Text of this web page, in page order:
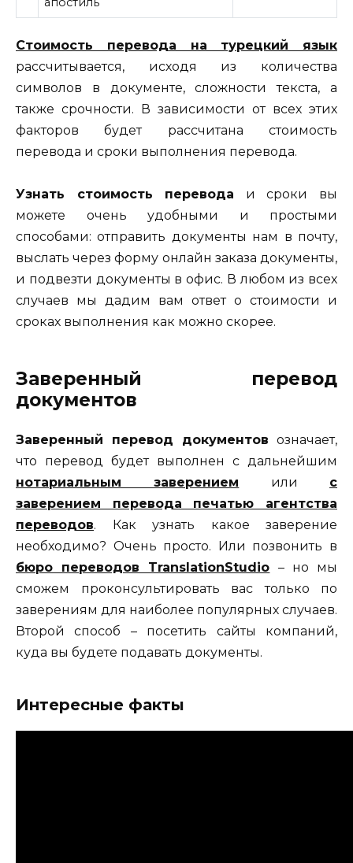
Стоимость перевода на турецкий язык
рассчитывается, исходя из количества
символов в документе, сложности текста, а
также срочности. В зависимости от всех этих
факторов будет рассчитана стоимость
перевода и сроки выполнения перевода.
Узнать стоимость перевода и сроки вы
можете очень удобными и простыми
способами: отправить документы нам в почту,
выслать через форму онлайн заказа документы,
и подвезти документы в офис. В любом из всех
случаев мы дадим вам ответ о стоимости и
сроках выполнения как можно скорее.
Заверенный перевод
документов
Заверенный перевод документов означает,
что перевод будет выполнен с дальнейшим
нотариальным заверением или с
заверением перевода печатью агентства
переводов. Как узнать какое заверение
необходимо? Очень просто. Или позвонить в
бюро переводов TranslationStudio – но мы
сможем проконсультировать вас только по
заверениям для наиболее популярных случаев.
Второй способ – посетить сайты компаний,
куда вы будете подавать документы.
Интересные факты